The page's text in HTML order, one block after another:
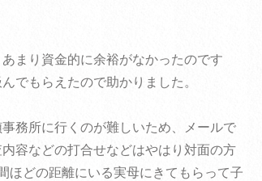
まり資金的に余裕がなかったのです
でもらえたので助かりました。
務所に行くのが難しいため、メールで
容などの打合せなどはやはり対面の方
ほどの距離にいる実母にきてもらって子